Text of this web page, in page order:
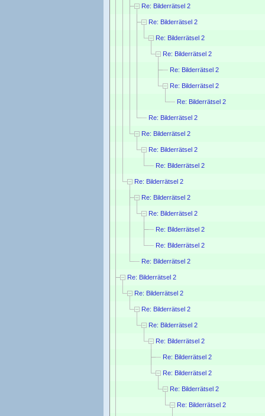
Re: Bilderrätsel 2
Re: Bilderrätsel 2
Re: Bilderrätsel 2
Re: Bilderrätsel 2
Re: Bilderrätsel 2
Re: Bilderrätsel 2
Re: Bilderrätsel 2
Re: Bilderrätsel 2
Re: Bilderrätsel 2
Re: Bilderrätsel 2
Re: Bilderrätsel 2
Re: Bilderrätsel 2
Re: Bilderrätsel 2
Re: Bilderrätsel 2
Re: Bilderrätsel 2
Re: Bilderrätsel 2
Re: Bilderrätsel 2
Re: Bilderrätsel 2
Re: Bilderrätsel 2
Re: Bilderrätsel 2
Re: Bilderrätsel 2
Re: Bilderrätsel 2
Re: Bilderrätsel 2
Re: Bilderrätsel 2
Re: Bilderrätsel 2
Re: Bilderrätsel 2